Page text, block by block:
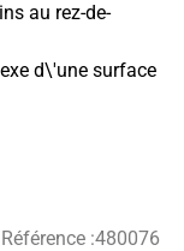
au rez-de-
d\'une surface
Référence :480076